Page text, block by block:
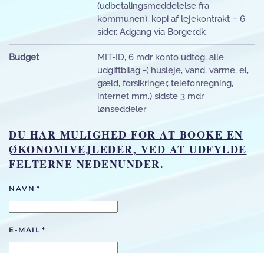
(udbetalingsmeddelelse fra
kommunen), kopi af lejekontrakt – 6
sider. Adgang via Borger.dk
Budget
MIT-ID, 6 mdr konto udtog, alle
udgiftbilag -( husleje, vand, varme, el,
gæld, forsikringer, telefonregning,
internet mm.) sidste 3 mdr
lønseddeler.
DU HAR MULIGHED FOR AT BOOKE EN
ØKONOMIVEJLEDER, VED AT UDFYLDE
FELTERNE NEDENUNDER.
NAVN *
E-MAIL *